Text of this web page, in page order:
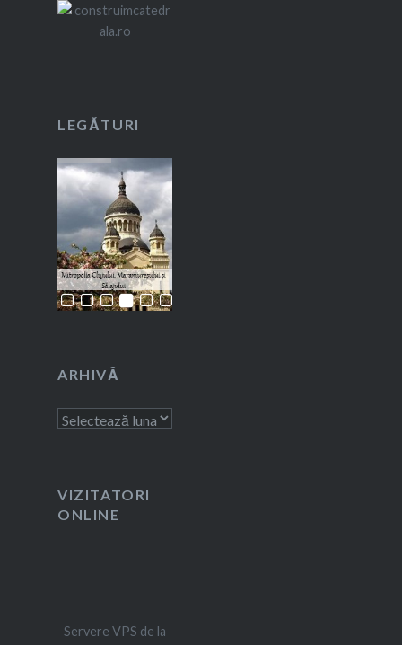
LEGĂTURI
ARHIVĂ
Arhivă
VIZITATORI
ONLINE
Servere VPS de la